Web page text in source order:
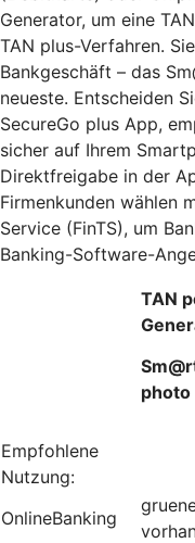
Generator, um eine
TAN plus-Verfahren.
Bankgeschäft – das
neueste. Entscheiden
SecureGo plus App,
sicher auf Ihrem
Direktfreigabe in der
Firmenkunden wählen
Service (FinTS), um
Banking-Software-
TAN
photo
Empfohlene
Nutzung:
OnlineBanking